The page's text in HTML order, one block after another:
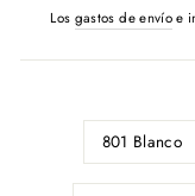
Los gastos de envíoe
801 Blanco